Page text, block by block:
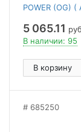
POWER (OG)
5 065.11
В наличии: 95
В корзину
685250